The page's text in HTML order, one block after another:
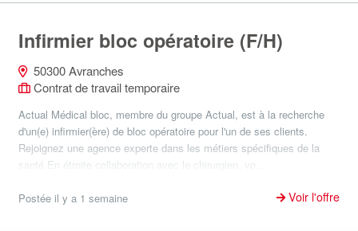
Infirmier bloc opératoire (F/H)
50300 Avranches
Contrat de travail temporaire
Actual Médical bloc, membre du groupe Actual, est à la recherche
d'un(e) infirmier(ère) de bloc opératoire pour l'un de ses clients.
Rejoignez une agence experte dans les métiers spécifiques de la
santé.En étroite collaboration avec le chirurgien, vo...
Postée il y a 1 semaine Voir l'offre